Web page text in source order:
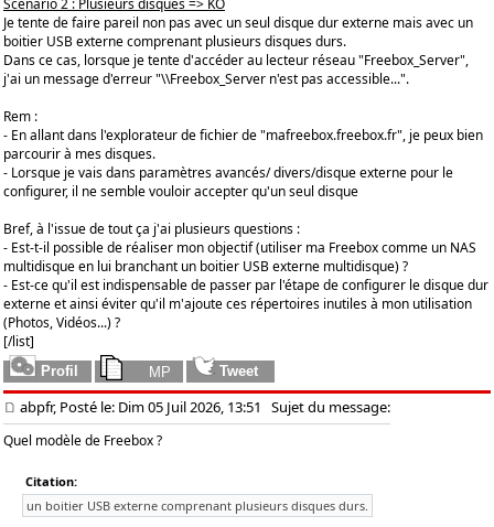
Scénario 2 : Plusieurs disques => KO
Je tente de faire pareil non pas avec un seul disque dur externe mais avec un
boitier USB externe comprenant plusieurs disques durs.
Dans ce cas, lorsque je tente d'accéder au lecteur réseau "Freebox_Server",
j'ai un message d'erreur "\\Freebox_Server n'est pas accessible...".
Rem :
- En allant dans l'explorateur de fichier de "mafreebox.freebox.fr", je peux bien
parcourir à mes disques.
- Lorsque je vais dans paramètres avancés/ divers/disque externe pour le
configurer, il ne semble vouloir accepter qu'un seul disque
Bref, à l'issue de tout ça j'ai plusieurs questions :
- Est-t-il possible de réaliser mon objectif (utiliser ma Freebox comme un NAS
multidisque en lui branchant un boitier USB externe multidisque) ?
- Est-ce qu'il est indispensable de passer par l'étape de configurer le disque dur
externe et ainsi éviter qu'il m'ajoute ces répertoires inutiles à mon utilisation
(Photos, Vidéos...) ?
[/list]
abpfr, Posté le: Dim 05 Juil 2026, 13:51 Sujet du message:
Quel modèle de Freebox ?
Citation:
un boitier USB externe comprenant plusieurs disques durs.